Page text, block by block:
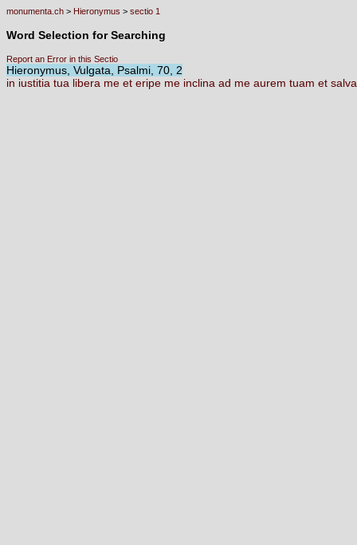
monumenta.ch > Hieronymus > sectio 1
Word Selection for Searching
Report an Error in this Sectio
Hieronymus, Vulgata, Psalmi, 70, 2
in iustitia tua libera me et eripe me inclina ad me aurem tuam et